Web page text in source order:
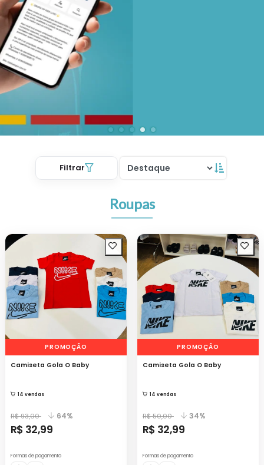
Filtrar
Roupas
PROMOÇÃO
Camiseta Gola O Baby
14 vendas
R$ 93,00 64%
R$ 32,99
Formas de pagamento
PROMOÇÃO
Camiseta Gola O Baby
14 vendas
R$ 50,00 34%
R$ 32,99
Formas de pagamento